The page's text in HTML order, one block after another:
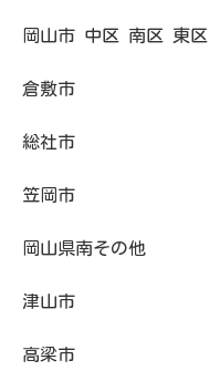
岡山市 中区 南区 東区
倉敷市
総社市
笠岡市
岡山県南その他
津山市
高梁市